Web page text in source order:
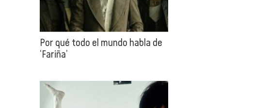
Por qué todo el mundo habla de
‘Fariña’